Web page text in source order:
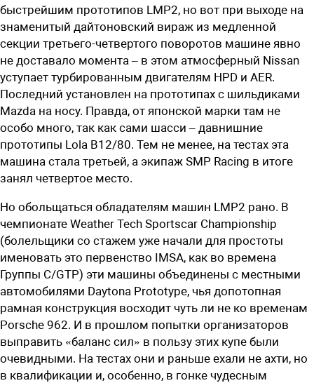
быстрейшим прототипов LMP2, но вот при выходе на
знаменитый дайтоновский вираж из медленной
секции третьего-четвертого поворотов машине явно
не доставало момента – в этом атмосферный Nissan
уступает турбированным двигателям HPD и AER.
Последний установлен на прототипах с шильдиками
Mazda на носу. Правда, от японской марки там не
особо много, так как сами шасси – давнишние
прототипы Lola B12/80. Тем не менее, на тестах эта
машина стала третьей, а экипаж SMP Racing в итоге
занял четвертое место.
Но обольщаться обладателям машин LMP2 рано. В
чемпионате Weather Tech Sportscar Championship
(болельщики со стажем уже начали для простоты
именовать это первенство IMSA, как во времена
Группы С/GTP) эти машины объединены с местными
автомобилями Daytona Prototype, чья допотопная
рамная конструкция восходит чуть ли не ко временам
Porsche 962. И в прошлом попытки организаторов
выправить «баланс сил» в пользу этих купе были
очевидными. На тестах они и раньше ехали не ахти, но
в квалификации и, особенно, в гонке чудесным